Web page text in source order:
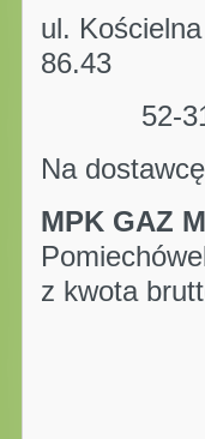
ul.
86.43
52-314
Na
MPK GAZ
z kwota